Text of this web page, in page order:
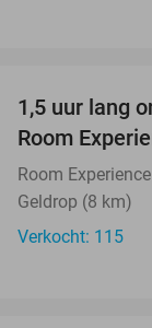
1,5 uur lang
Room
Room Experience
Geldrop (8 km)
Verkocht: 115